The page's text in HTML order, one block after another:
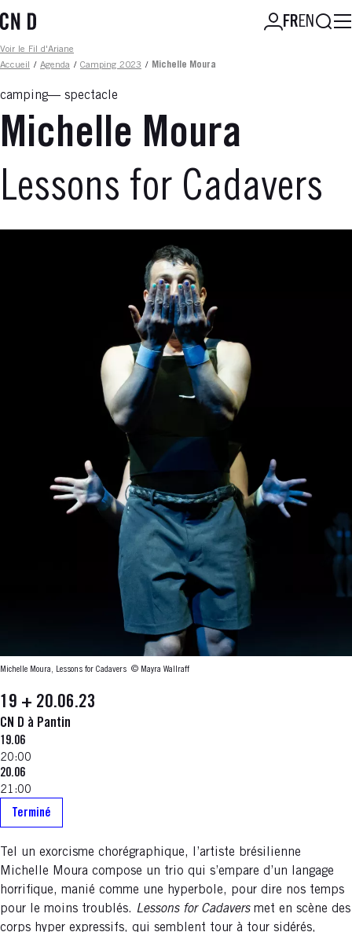
au
principal
FREN
Fil d'ariane
Voir le Fil d'Ariane
Accueil
/ Agenda / Camping 2023 / Michelle Moura
camping spectacle
Michelle Moura
Lessons for Cadavers
Michelle Moura, Lessons for Cadavers © Mayra Wallraff
19 + 20.06.23
CN D à Pantin
19.06
20:00
20.06
21:00
Terminé
Tel un exorcisme chorégraphique, l’artiste brésilienne
Michelle Moura compose un trio qui s’empare d’un langage
horrifique, manié comme une hyperbole, pour dire nos temps
pour le moins troublés. Lessons for Cadaversmet en scène des
corps hyper expressifs, qui semblent tour à tour sidérés,